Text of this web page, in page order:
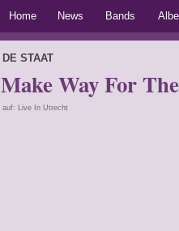
Home News Bands
DE STAAT
Make Way For
auf: Live In Utrecht